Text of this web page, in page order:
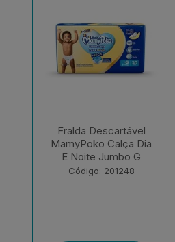
Fralda Descartável
MamyPoko Calça Dia
E Noite Jumbo XXG
Código: 201249